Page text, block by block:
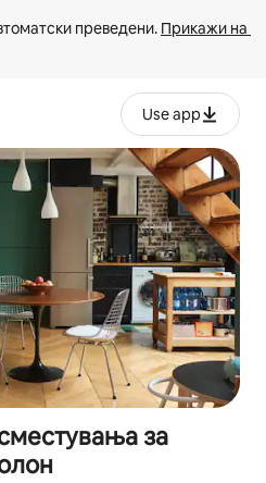
преведени. Прикажи на
Use app
за